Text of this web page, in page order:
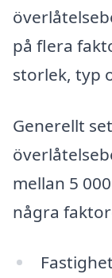
på flera
storlek, typ
Generellt
mellan 5
några